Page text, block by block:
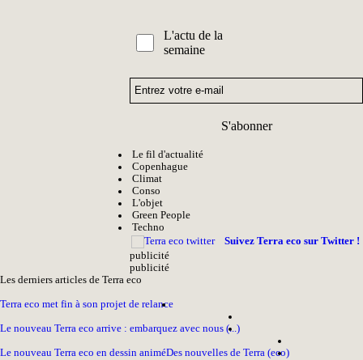
L'actu de la
semaine
S'abonner
Le fil d'actualité
Copenhague
Climat
Conso
L'objet
Green People
Techno
Suivez Terra eco sur Twitter !
publicité
publicité
Les derniers articles de Terra eco
Terra eco met fin à son projet de relance
Le nouveau Terra eco arrive : embarquez avec nous (...)
Le nouveau Terra eco en dessin animéDes nouvelles de Terra (eco)